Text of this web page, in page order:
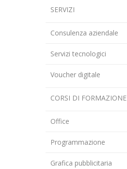
SERVIZI
Consulenza aziendale
Servizi tecnologici
Voucher digitale
CORSI DI FORMAZIONE
Office
Programmazione
Grafica pubblicitaria